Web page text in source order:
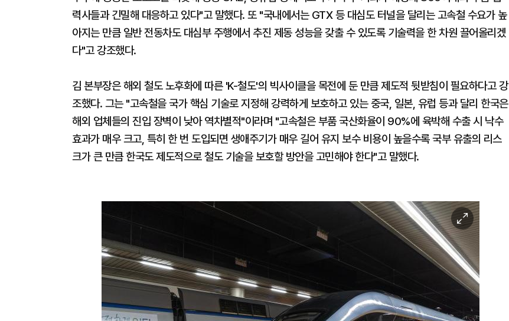
력사들과 긴밀해 대응하고 있다"고 말했다. 또 "국내에서는 GTX 등 대심도 터널을 달리는 고속철 수요가 높
아지는 만큼 일반 전동차도 대심부 주행에서 추진 제동 성능을 갖출 수 있도록 기술력을 한 차원 끌어올리겠
다"고 강조했다.
김 본부장은 해외 철도 노후화에 따른 'K-철도'의 빅사이클을 목전에 둔 만큼 제도적 뒷받침이 필요하다고 강
조했다. 그는 "고속철을 국가 핵심 기술로 지정해 강력하게 보호하고 있는 중국, 일본, 유럽 등과 달리 한국은
해외 업체들의 진입 장벽이 낮아 역차별적"이라며 "고속철은 부품 국산화율이 90%에 육박해 수출 시 낙수
효과가 매우 크고, 특히 한 번 도입되면 생애주기가 매우 길어 유지 보수 비용이 높을수록 국부 유출의 리스
크가 큰 만큼 한국도 제도적으로 철도 기술을 보호할 방안을 고민해야 한다"고 말했다.
이
미
지
확
대